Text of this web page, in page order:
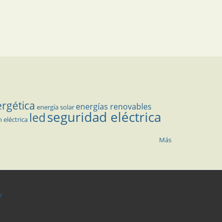
energía solar energías renovables
eléctrica ledseguridad eléctrica
Más